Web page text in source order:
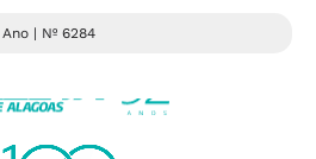
| Nº 6284